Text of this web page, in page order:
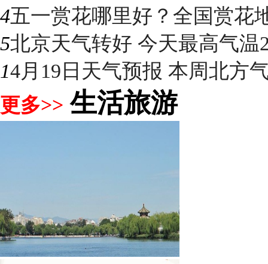
4五一赏花哪里好？全国赏花
5北京天气转好 今天最高气
14月19日天气预报 本周北方
更多>> 生活旅游